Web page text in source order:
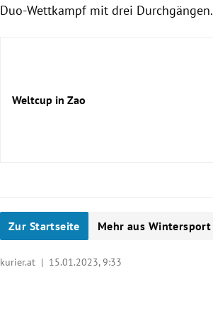
Duo-Wettkampf mit drei Durchgängen.
Weltcup in Zao
Zur Startseite Mehr aus Wintersport
kurier.at | 15.01.2023, 9:33